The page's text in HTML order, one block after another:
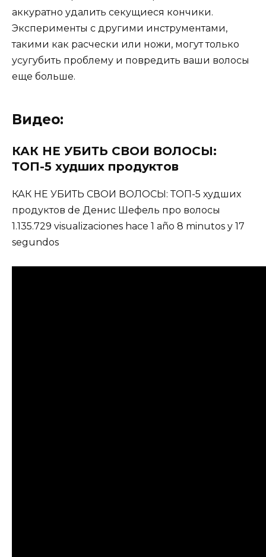
аккуратно удалить секущиеся кончики.
Эксперименты с другими инструментами,
такими как расчески или ножи, могут только
усугубить проблему и повредить ваши волосы
еще больше.
Видео:
КАК НЕ УБИТЬ СВОИ ВОЛОСЫ:
ТОП-5 худших продуктов
КАК НЕ УБИТЬ СВОИ ВОЛОСЫ: ТОП-5 худших
продуктов de Денис Шефель про волосы
1.135.729 visualizaciones hace 1 año 8 minutos y 17
segundos